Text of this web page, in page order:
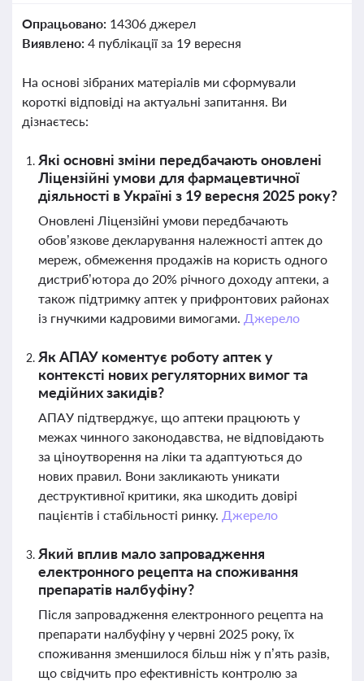
Опрацьовано: 14306 джерел
Виявлено: 4 публікації за 19 вересня
На основі зібраних матеріалів ми сформували
короткі відповіді на актуальні запитання. Ви
дізнаєтесь:
Які основні зміни передбачають оновлені
Ліцензійні умови для фармацевтичної
діяльності в Україні з 19 вересня 2025 року?
Оновлені Ліцензійні умови передбачають
обов’язкове декларування належності аптек до
мереж, обмеження продажів на користь одного
дистриб’ютора до 20% річного доходу аптеки, а
також підтримку аптек у прифронтових районах
із гнучкими кадровими вимогами. Джерело
Як АПАУ коментує роботу аптек у
контексті нових регуляторних вимог та
медійних закидів?
АПАУ підтверджує, що аптеки працюють у
межах чинного законодавства, не відповідають
за ціноутворення на ліки та адаптуються до
нових правил. Вони закликають уникати
деструктивної критики, яка шкодить довірі
пацієнтів і стабільності ринку. Джерело
Який вплив мало запровадження
електронного рецепта на споживання
препаратів налбуфіну?
Після запровадження електронного рецепта на
препарати налбуфіну у червні 2025 року, їх
споживання зменшилося більш ніж у п’ять разів,
що свідчить про ефективність контролю за